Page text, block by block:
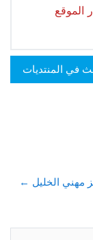
الموقع
في المنتديات
مهني الخليل ←